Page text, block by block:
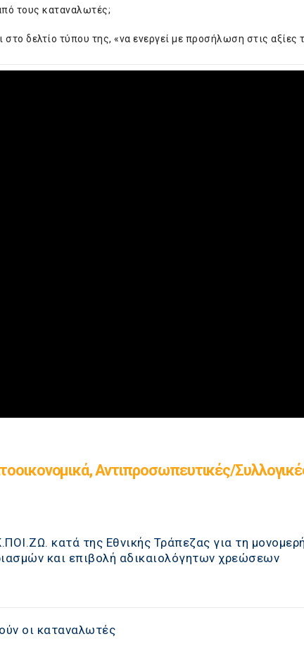
τους καταναλωτές;
δελτίο τύπου της, «να ενεργεί με προσήλωση στις αξίες
Αντιπροσωπευτικές/
κατά της Εθνικής Τράπεζας για τη
και επιβολή αδικαιολόγητων χρεώσεων
οι καταναλωτές